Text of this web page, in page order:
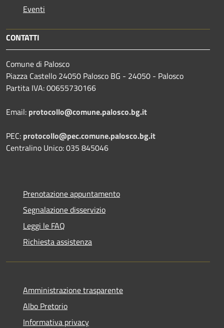
Eventi
CONTATTI
Comune di Palosco
Piazza Castello 24050 Palosco BG - 24050 - Palosco
Partita IVA: 00655730166
Email: protocollo@comune.palosco.bg.it
PEC: protocollo@pec.comune.palosco.bg.it
Centralino Unico: 035 845046
Prenotazione appuntamento
Segnalazione disservizio
Leggi le FAQ
Richiesta assistenza
Amministrazione trasparente
Albo Pretorio
Informativa privacy